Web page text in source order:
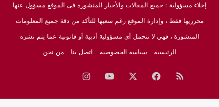
إخلاء مسؤولية : جميع المقالات والأخبار المنشورة فى الموقع مسؤول عنها
محرريها فقط ، وإدارة الموقع رغم سعيها للتأكد من دقة جميع المعلومات
المنشورة ، فهي لا تتحمل أى مسؤولية أدبية أو قانونية عما يتم نشره
الرئيسية
سياسة الخصوصية اتصل بنا من نحن
ملخص
الموقع
فيسبوك ‫YouTubeانستقرام
نيوز